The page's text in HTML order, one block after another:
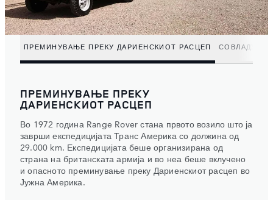
ПРЕМИНУВАЊЕ ПРЕКУ ДАРИЕНСКИОТ РАСЦЕП
ПРЕМИНУВАЊЕ ПРЕКУ
ДАРИЕНСКИОТ РАСЦЕП
Во 1972 година Range Rover стана првото возило што ја
заврши експедицијата Транс Америка со должина од
29.000 km. Експедицијата беше организирана од
страна на британската армија и во неа беше вклучено
и опасното преминување преку Дариенскиот расцеп во
Јужна Америка.